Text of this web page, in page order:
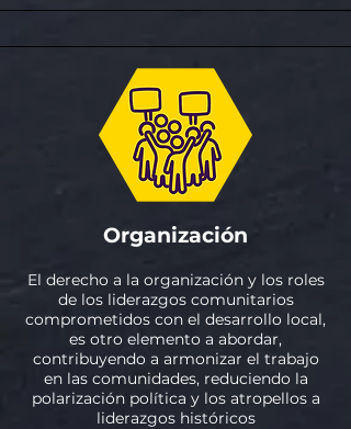
Organización
El derecho a la organización y los roles
de los liderazgos comunitarios
comprometidos con el desarrollo local,
es otro elemento a abordar,
contribuyendo a armonizar el trabajo
en las comunidades, reduciendo la
polarización política y los atropellos a
liderazgos históricos